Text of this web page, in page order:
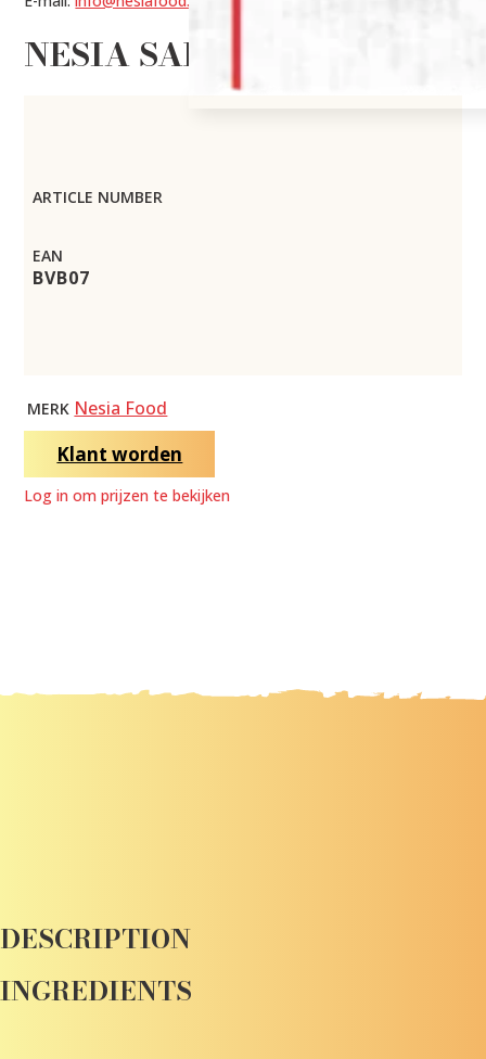
NESIA SAPU LIDI (6)
ARTICLE NUMBER
EAN
BVB07
MERK Nesia Food
Klant worden
Log in om prijzen te bekijken
DESCRIPTION
INGREDIENTS